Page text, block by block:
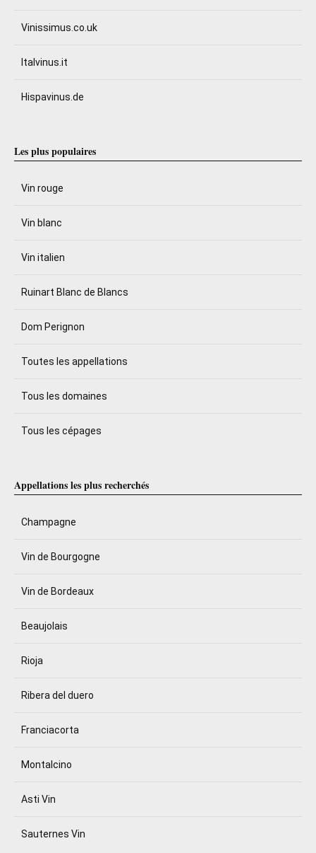
Vinissimus.co.uk
Italvinus.it
Hispavinus.de
Les plus populaires
Vin rouge
Vin blanc
Vin italien
Ruinart Blanc de Blancs
Dom Perignon
Toutes les appellations
Tous les domaines
Tous les cépages
Appellations les plus recherchés
Champagne
Vin de Bourgogne
Vin de Bordeaux
Beaujolais
Rioja
Ribera del duero
Franciacorta
Montalcino
Asti Vin
Sauternes Vin